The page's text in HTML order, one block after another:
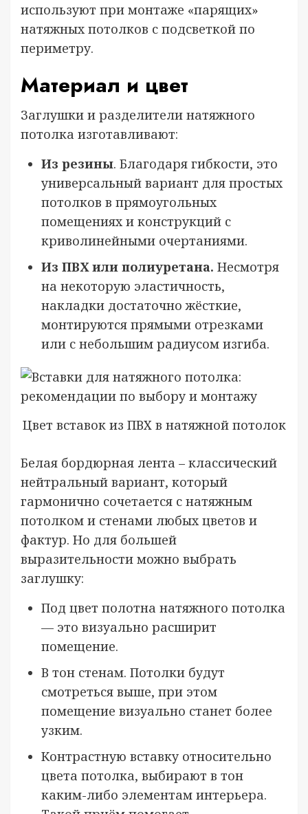
используют при монтаже «парящих»
натяжных потолков с подсветкой по
периметру.
Материал и цвет
Заглушки и разделители натяжного
потолка изготавливают:
Из резины. Благодаря гибкости, это
универсальный вариант для простых
потолков в прямоугольных
помещениях и конструкций с
криволинейными очертаниями.
Из ПВХ или полиуретана. Несмотря
на некоторую эластичность,
накладки достаточно жёсткие,
монтируются прямыми отрезками
или с небольшим радиусом изгиба.
Цвет вставок из ПВХ в натяжной потолок
Белая бордюрная лента – классический
нейтральный вариант, который
гармонично сочетается с натяжным
потолком и стенами любых цветов и
фактур. Но для большей
выразительности можно выбрать
заглушку:
Под цвет полотна натяжного потолка
— это визуально расширит
помещение.
В тон стенам. Потолки будут
смотреться выше, при этом
помещение визуально станет более
узким.
Контрастную вставку относительно
цвета потолка, выбирают в тон
каким-либо элементам интерьера.